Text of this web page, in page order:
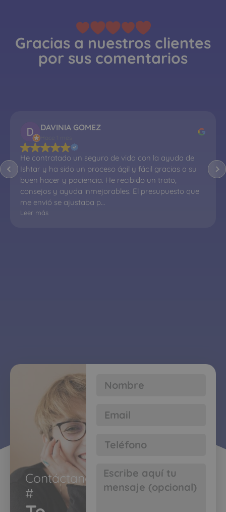
Gracias a nuestros clientes
por sus comentarios
DAVINIA GOMEZ
He contratado un seguro de vida con la ayuda de
Ishtar y ha sido un proceso ágil y fácil gracias a su
buen hacer y paciencia. He recibido un trato,
consejos y ayuda inmejorables. El presupuesto que
me envió se ajustaba p…
Leer más
Contáctanos
#​